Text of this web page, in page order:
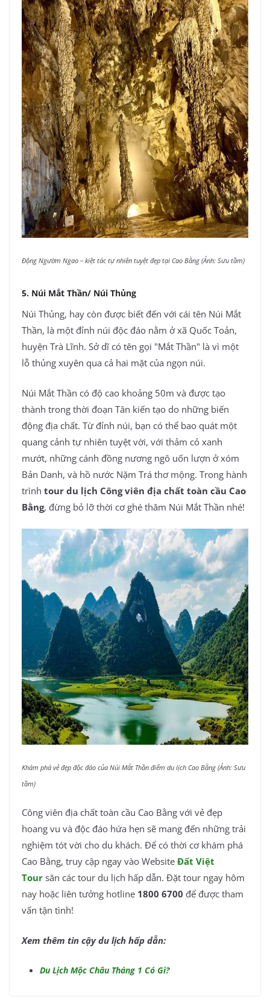
Động Ngườm Ngao – kiệt tác tự nhiên tuyệt đẹp tại Cao Bằng (Ảnh: Sưu tầm)
5. Núi Mắt Thần/ Núi Thủng
Núi Thủng, hay còn được biết đến với cái tên Núi Mắt
Thần, là một đỉnh núi độc đáo nằm ở xã Quốc Toản,
huyện Trà Lĩnh. Sở dĩ có tên gọi "Mắt Thần" là vì một
lỗ thủng xuyên qua cả hai mặt của ngọn núi.
Núi Mắt Thần có độ cao khoảng 50m và được tạo
thành trong thời đoạn Tân kiến tạo do những biến
động địa chất. Từ đỉnh núi, bạn có thể bao quát một
quang cảnh tự nhiên tuyệt vời, với thảm cỏ xanh
mướt, những cánh đồng nương ngô uốn lượn ở xóm
Bản Danh, và hồ nước Nặm Trá thơ mộng. Trong hành
trình tour du lịch Công viên địa chất toàn cầu Cao
Bằng, đừng bỏ lỡ thời cơ ghé thăm Núi Mắt Thần nhé!
Khám phá vẻ đẹp độc đáo của Núi Mắt Thần điểm du lịch Cao Bằng (Ảnh: Sưu
tầm)
Công viên địa chất toàn cầu Cao Bằng với vẻ đẹp
hoang vu và độc đáo hứa hẹn sẽ mang đến những trải
nghiệm tót vời cho du khách. Để có thời cơ khám phá
Cao Bằng, truy cập ngay vào Website Đất Việt
Tour săn các tour du lịch hấp dẫn. Đặt tour ngay hôm
nay hoặc liên tưởng hotline 1800 6700 để được tham
vấn tận tình!
Xem thêm tin cậy du lịch hấp dẫn:
Du Lịch Mộc Châu Tháng 1 Có Gì?